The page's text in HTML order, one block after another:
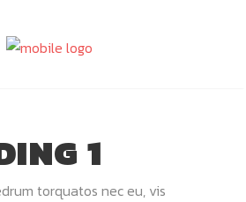
1
torquatos nec eu, vis